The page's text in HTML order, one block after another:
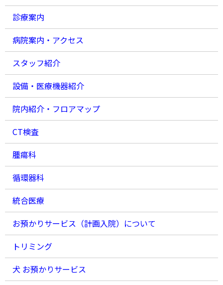
診療案内
病院案内・アクセス
スタッフ紹介
設備・医療機器紹介
院内紹介・フロアマップ
CT検査
腫瘍科
循環器科
統合医療
お預かりサービス（計画入院）について
トリミング
犬 お預かりサービス